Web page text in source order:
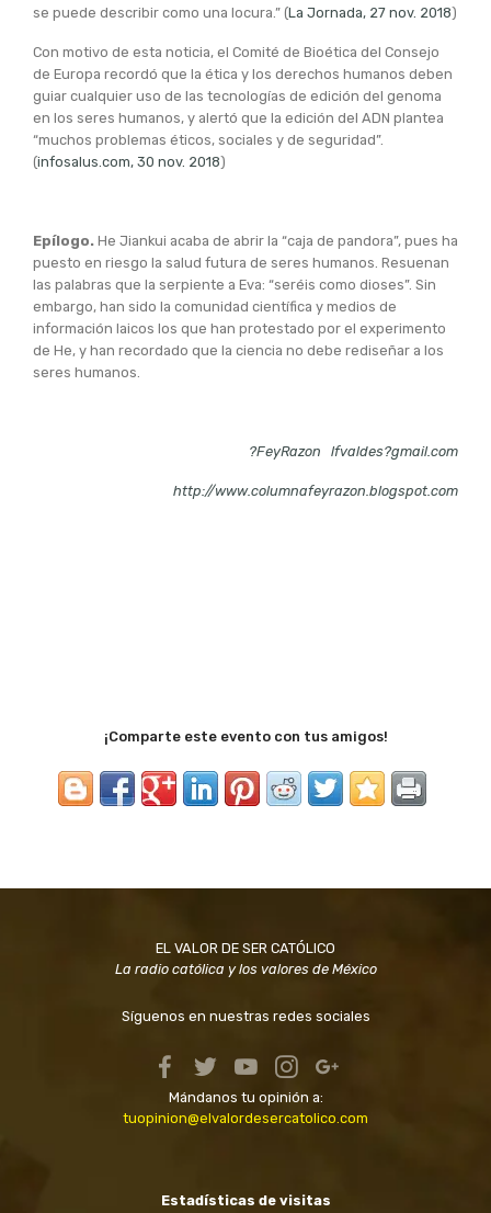
se puede describir como una locura.” (La Jornada, 27 nov. 2018)
Con motivo de esta noticia, el Comité de Bioética del Consejo
de Europa recordó que la ética y los derechos humanos deben
guiar cualquier uso de las tecnologías de edición del genoma
en los seres humanos, y alertó que la edición del ADN plantea
“muchos problemas éticos, sociales y de seguridad”.
(infosalus.com, 30 nov. 2018)
Epílogo. He Jiankui acaba de abrir la “caja de pandora”, pues ha
puesto en riesgo la salud futura de seres humanos. Resuenan
las palabras que la serpiente a Eva: “seréis como dioses”. Sin
embargo, han sido la comunidad científica y medios de
información laicos los que han protestado por el experimento
de He, y han recordado que la ciencia no debe rediseñar a los
seres humanos.
?FeyRazon lfvaldes?gmail.com
http://www.columnafeyrazon.blogspot.com
¡Comparte este evento con tus amigos!
EL VALOR DE SER CATÓLICO
La radio católica y los valores de México
Síguenos en nuestras redes sociales
Mándanos tu opinión a:
tuopinion@elvalordesercatolico.com
Estadísticas de visitas